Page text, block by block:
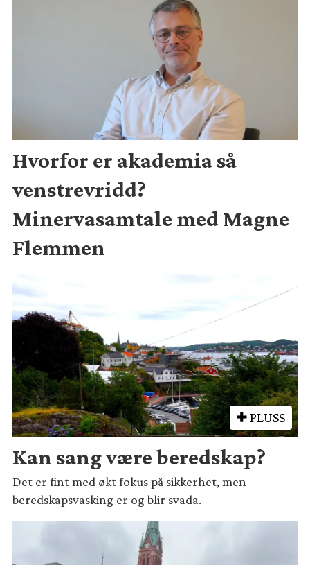
Hvorfor er akademia så
venstrevridd?
Minervasamtale med Magne
Flemmen
PLUSS
Kan sang være beredskap?
Det er fint med økt fokus på sikkerhet, men
beredskapsvasking er og blir svada.